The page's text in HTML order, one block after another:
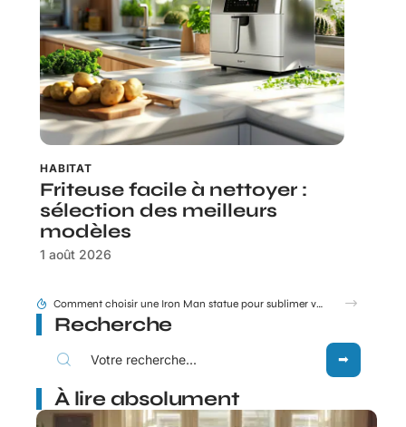
HABITAT
Friteuse facile à nettoyer :
sélection des meilleurs
modèles
1 août 2026
Tram E et F Bordeaux plan en un coup d’œil pour les nouveaux arrivants
Recherche
À lire absolument